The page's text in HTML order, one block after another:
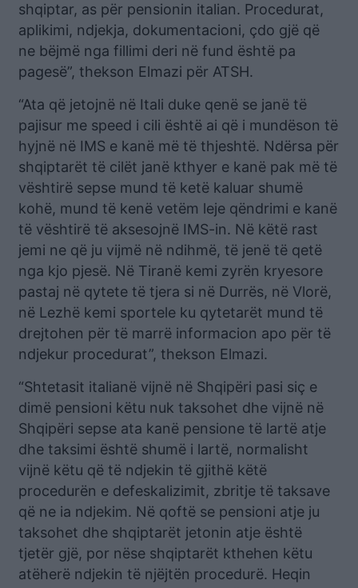
shqiptar, as për pensionin italian. Procedurat,
aplikimi, ndjekja, dokumentacioni, çdo gjë që
ne bëjmë nga fillimi deri në fund është pa
pagesë”, thekson Elmazi për ATSH.
“Ata që jetojnë në Itali duke qenë se janë të
pajisur me speed i cili është ai që i mundëson të
hyjnë në IMS e kanë më të thjeshtë. Ndërsa për
shqiptarët të cilët janë kthyer e kanë pak më të
vështirë sepse mund të ketë kaluar shumë
kohë, mund të kenë vetëm leje qëndrimi e kanë
të vështirë të aksesojnë IMS-in. Në këtë rast
jemi ne që ju vijmë në ndihmë, të jenë të qetë
nga kjo pjesë. Në Tiranë kemi zyrën kryesore
pastaj në qytete të tjera si në Durrës, në Vlorë,
në Lezhë kemi sportele ku qytetarët mund të
drejtohen për të marrë informacion apo për të
ndjekur procedurat”, thekson Elmazi.
“Shtetasit italianë vijnë në Shqipëri pasi siç e
dimë pensioni këtu nuk taksohet dhe vijnë në
Shqipëri sepse ata kanë pensione të lartë atje
dhe taksimi është shumë i lartë, normalisht
vijnë këtu që të ndjekin të gjithë këtë
procedurën e defeskalizimit, zbritje të taksave
që ne ia ndjekim. Në qoftë se pensioni atje ju
taksohet dhe shqiptarët jetonin atje është
tjetër gjë, por nëse shqiptarët kthehen këtu
atëherë ndjekin të njëjtën procedurë. Heqin